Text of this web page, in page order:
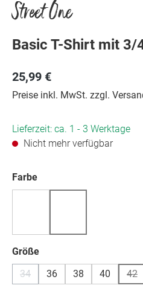
Street One
Basic T-Shirt mit 3/
25,99 €
Preise inkl. MwSt. zzgl.
Lieferzeit: ca. 1 - 3 Werktage
Nicht mehr verfügbar
Farbeauswählen
Größeauswählen
34
(Diese Option ist zurzeit nicht
36 38 40 42